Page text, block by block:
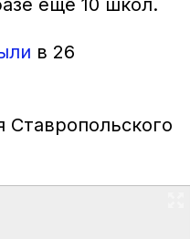
в 26
Ставропольского